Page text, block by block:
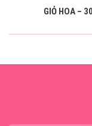
GIỎ HOA – 30